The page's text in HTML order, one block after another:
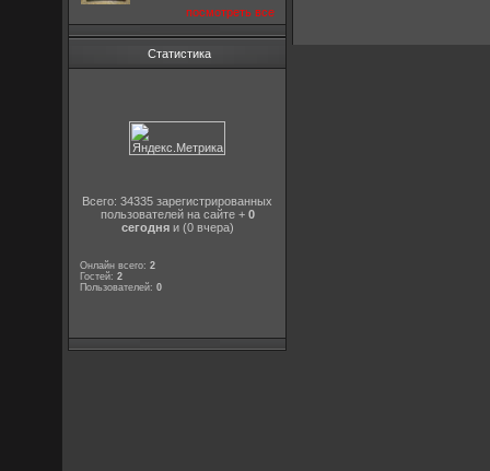
посмотреть все
Статистика
Всего: 34335 зарегистрированных
пользователей на сайте + 0
сегодняи (0 вчера)
Онлайн всего:2
Гостей:2
Пользователей:0